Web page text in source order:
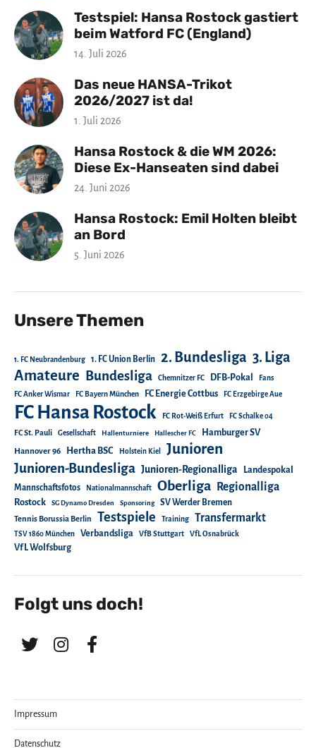
Testspiel: Hansa Rostock gastiert
beim Watford FC (England)
14. Juli 2026
Das neue HANSA-Trikot
2026/2027 ist da!
1. Juli 2026
Hansa Rostock & die WM 2026:
Diese Ex-Hanseaten sind dabei
24. Juni 2026
Hansa Rostock: Emil Holten bleibt
an Bord
5. Juni 2026
Unsere Themen
1. FC Neubrandenburg 1. FC Union Berlin 2. Bundesliga 3. Liga
Amateure Bundesliga Chemnitzer FC DFB-Pokal Fans
FC Anker Wismar FC Bayern München FC Energie Cottbus FC Erzgebirge Aue
FC Hansa Rostock FC Rot-Weiß Erfurt FC Schalke 04
FC St. Pauli Gesellschaft Hallenturniere Hallescher FC Hamburger SV
Hannover 96 Hertha BSC Holstein Kiel Junioren
Junioren-Bundesliga Junioren-Regionalliga
Landespokal
Mannschaftsfotos
Nationalmannschaft Oberliga Regionalliga
Rostock SG Dynamo Dresden Sponsoring SV Werder Bremen
Tennis Borussia Berlin Testspiele Training Transfermarkt
TSV 1860 München Verbandsliga VfB Stuttgart VfL Osnabrück
VfL Wolfsburg
Folgt uns doch!
Impressum
Datenschutz